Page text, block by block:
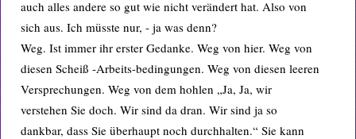
auch alles andere so gut wie nicht verändert hat. Also von
sich aus. Ich müsste nur, - ja was denn?
Weg. Ist immer ihr erster Gedanke. Weg von hier. Weg von
diesen Scheiß -Arbeits-bedingungen. Weg von diesen leeren
Versprechungen. Weg von dem hohlen „Ja, Ja, wir
verstehen Sie doch. Wir sind da dran. Wir sind ja so
dankbar, dass Sie überhaupt noch durchhalten.“ Sie kann